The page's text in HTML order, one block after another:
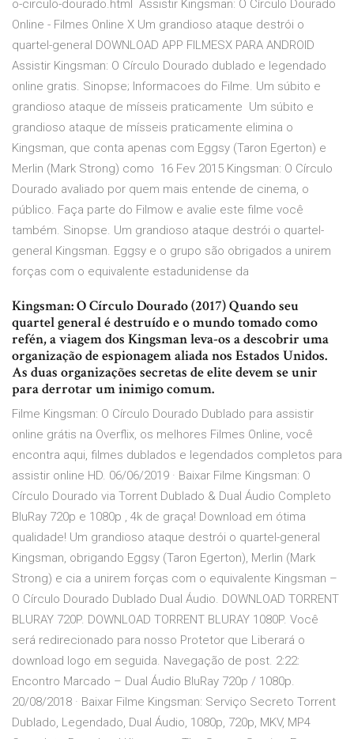
o-circulo-dourado.html Assistir Kingsman: O Círculo Dourado
Online - Filmes Online X Um grandioso ataque destrói o
quartel-general DOWNLOAD APP FILMESX PARA ANDROID
Assistir Kingsman: O Círculo Dourado dublado e legendado
online gratis. Sinopse; Informacoes do Filme. Um súbito e
grandioso ataque de mísseis praticamente Um súbito e
grandioso ataque de mísseis praticamente elimina o
Kingsman, que conta apenas com Eggsy (Taron Egerton) e
Merlin (Mark Strong) como 16 Fev 2015 Kingsman: O Círculo
Dourado avaliado por quem mais entende de cinema, o
público. Faça parte do Filmow e avalie este filme você
também. Sinopse. Um grandioso ataque destrói o quartel-
general Kingsman. Eggsy e o grupo são obrigados a unirem
forças com o equivalente estadunidense da
Kingsman: O Círculo Dourado (2017) Quando seu
quartel general é destruído e o mundo tomado como
refén, a viagem dos Kingsman leva-os a descobrir uma
organização de espionagem aliada nos Estados Unidos.
As duas organizações secretas de elite devem se unir
para derrotar um inimigo comum.
Filme Kingsman: O Círculo Dourado Dublado para assistir
online grátis na Overflix, os melhores Filmes Online, você
encontra aqui, filmes dublados e legendados completos para
assistir online HD. 06/06/2019 · Baixar Filme Kingsman: O
Círculo Dourado via Torrent Dublado & Dual Áudio Completo
BluRay 720p e 1080p , 4k de graça! Download em ótima
qualidade! Um grandioso ataque destrói o quartel-general
Kingsman, obrigando Eggsy (Taron Egerton), Merlin (Mark
Strong) e cia a unirem forças com o equivalente Kingsman –
O Círculo Dourado Dublado Dual Áudio. DOWNLOAD TORRENT
BLURAY 720P. DOWNLOAD TORRENT BLURAY 1080P. Você
será redirecionado para nosso Protetor que Liberará o
download logo em seguida. Navegação de post. 2:22:
Encontro Marcado – Dual Áudio BluRay 720p / 1080p.
20/08/2018 · Baixar Filme Kingsman: Serviço Secreto Torrent
Dublado, Legendado, Dual Áudio, 1080p, 720p, MKV, MP4